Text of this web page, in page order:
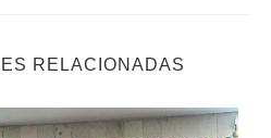
RELACIONADAS